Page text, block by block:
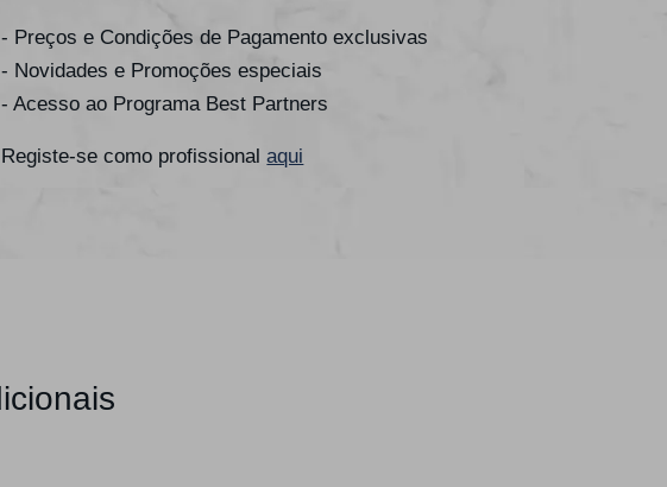
- Preços e Condições de Pagamento exclusivas
- Novidades e Promoções especiais
- Acesso ao Programa Best Partners
Registe-se como profissionalaqui